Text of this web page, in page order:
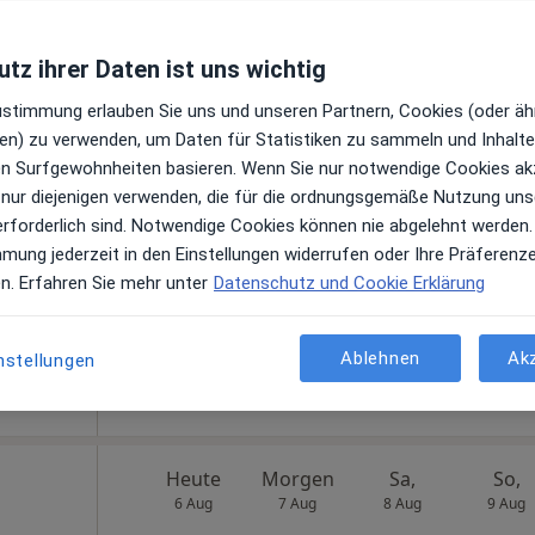
Kinder-
-
Mehr
Heute Morgen
7 Aug
Online-Terminbuchung nicht verfügbar
Profil anzeigen
Heute
6 Aug
Morgen
7 Aug
Sa,
8 Aug
So,
9 Aug
ihrer Daten ist uns wichtig
erlauben Sie uns und unseren Partnern, Cookies (oder
zu verwenden, um Daten für Statistiken zu sammeln und
Surfgewohnheiten basieren. Wenn Sie nur notwendige Cookies
diejenigen verwenden, die für die ordnungsgemäße Nutzung
sind. Notwendige Cookies können nie abgelehnt werden.
jederzeit in den Einstellungen widerrufen oder Ihre
Erfahren Sie mehr unter Datenschutz und Cookie Erklärung
Ablehnen